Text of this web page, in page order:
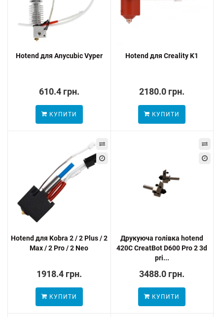
Hotend для Anycubic Vyper
610.4 грн.
КУПИТИ
Hotend для Creality K1
2180.0 грн.
КУПИТИ
Hotend для Kobra 2 / 2 Plus / 2
Max / 2 Pro / 2 Neo
1918.4 грн.
КУПИТИ
Друкуюча голівка hotend
420C CreatBot D600 Pro 2 3d
pri...
3488.0 грн.
КУПИТИ